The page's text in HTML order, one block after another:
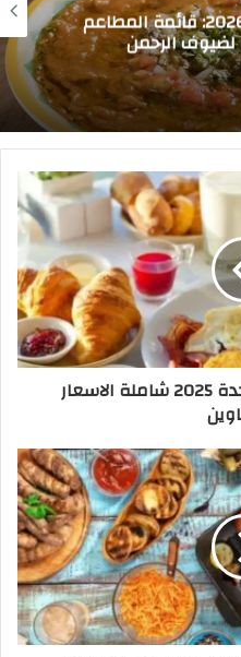
ألذ مطاعم بروستد في السعودية 2026: دليل
الأصيلة
أفضل مطاعم فطور في جدة 2025 شاملة الاسعار